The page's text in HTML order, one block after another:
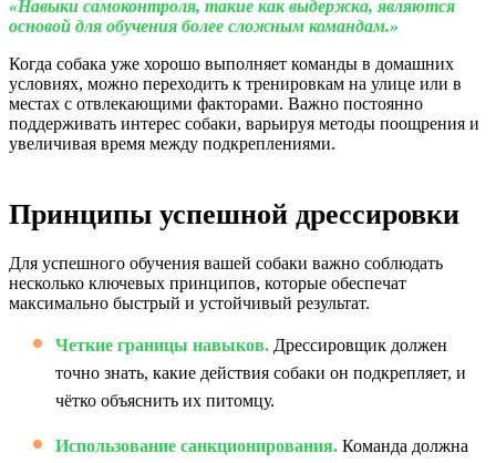
«Навыки самоконтроля, такие как выдержка, являются
основой для обучения более сложным командам.»
Когда собака уже хорошо выполняет команды в домашних
условиях, можно переходить к тренировкам на улице или в
местах с отвлекающими факторами. Важно постоянно
поддерживать интерес собаки, варьируя методы поощрения и
увеличивая время между подкреплениями.
Принципы успешной дрессировки
Для успешного обучения вашей собаки важно соблюдать
несколько ключевых принципов, которые обеспечат
максимально быстрый и устойчивый результат.
Четкие границы навыков. Дрессировщик должен
точно знать, какие действия собаки он подкрепляет, и
чётко объяснить их питомцу.
Использование санкционирования. Команда должна